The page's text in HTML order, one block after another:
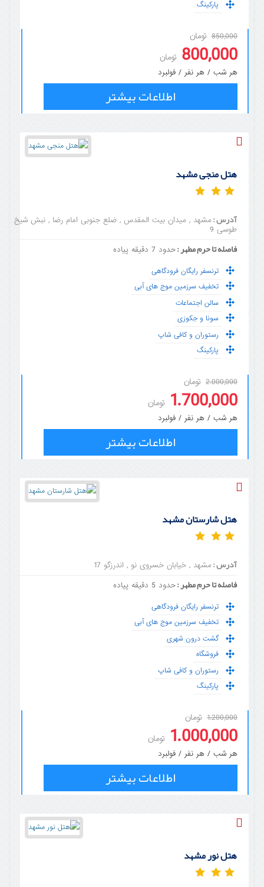
پارکینگ
850,000 تومان
800,000 تومان
هر شب / هر نفر / فولبرد
اطلاعات بیشتر
هتل منجی مشهد
آدرس : مشهد , میدان بیت المقدس , ضلع جنوبی امام رضا , نبش شیخ
طوسی 9
فاصله تا حرم مطهر :حدود 7 دقیقه پیاده
ترنسفر رایگان فرودگاهی
تخفیف سرزمین موج های آبی
سالن اجتماعات
سونا و جکوزی
رستوران و کافی شاپ
پارکینگ
2.000,000 تومان
1.700,000 تومان
هر شب / هر نفر / فولبرد
اطلاعات بیشتر
هتل شارستان مشهد
آدرس : مشهد , خیابان خسروی نو , اندرزگو 17
فاصله تا حرم مطهر :حدود 5 دقیقه پیاده
ترنسفر رایگان فرودگاهی
تخفیف سرزمین موج های آبی
گشت درون شهری
فروشگاه
رستوران و کافی شاپ
پارکینگ
1.200,000 تومان
1.000,000 تومان
هر شب / هر نفر / فولبرد
اطلاعات بیشتر
هتل نور مشهد